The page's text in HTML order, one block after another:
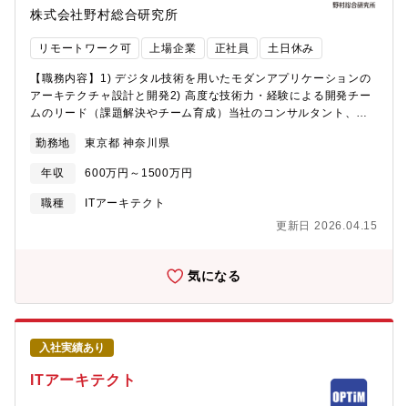
情報（契約・支払）に、保険以外の企業や人がもつリスクに関わ
る情報を掛け合わせ、データ分析を通して新たな価値を見出す業
務に参画いただきます。また、技術、価値、ビジネス効果を見極
める活動（PoC・PoV・PoB）を、保険会社や専門企業を協働で
取り組みます。その確認をもって、本格的なソリューションへの
計画策定、システム設計・構築を担当いただきます。【具体的な
職務内容】テクノロジー、データ分析を通して、業務変革プロジ
度・優先度設定からチームで活動を行っていきます。■保険業界向
（スクラムマスタ） ・基盤アーキテクチャ■保険業界内外のデー
タを分析し、業務適用を検討 ・データサイエンティスト【携わ
ます。対外発表できる事例は限られますが、一部を以下にご紹介
https://www.nri.com/-/media/Corporate/jp/Files/PDF/news/
活用（コールセンタの業務高度化）
https://www.nri.com/jp/news/newsrelease/lst/2019/cc/0221_1【仕
事の魅力・やりがい・キャリアパス】NRIは、基幹業務の変革に貢
献することをゴールにしています。そのため、仮説検証、データ
分析を行うにあたっては、保険会社の基幹業務データの特性を踏
まえ、顧客の事務やビジネスの視点を持ちながら実施していくこ
株式会社野村総合研究所
リモートワーク可 上場企業 正社員 土日休み
【職務内容】1) デジタル技術を用いたモダンアプリケーションの
アーキテクチャ設計と開発2) 高度な技術力・経験による開発チー
ムのリード（課題解決やチーム育成）当社のコンサルタント、サ
とらわれずエンジニアリング力を軸に価値を提供していただく仕
事です。また、社内向けには専門家、有識者として、新たな技術
獲得やナレッジ等の展開活動に従事していただきます。参考
URL： https://bit-labs.nri.co.jp/【魅力】■日系最大手シンクタン
提案が可能です（時価総額上位50社の90％がクライアントになり
開発、アウトソーシングまで、超上流から一気通貫でのサービス
提供が可能です。■業界内でも年収水準が高い企業であり、2022
年全社平均年収は1200万を超えます。年収アップが期待できる企
業です。■競合他社の営業利益率8％前後に対し、NRIは
17,4％（2022年）と高い営業利益率を誇ります。■共同利用型サ
ービスやアウトソーシング、システムのエンハンスメントなど、
景気の影響を受けない安定した事業ドメインを保有しており、業
績も安定しています。■証券会社向けのデファクトスタンダードと
勤務地 東京都 神奈川県
年収 600万円～1500万円
職種
ITアーキテクト
更新日 2026.04.15
気になる
入社実績あり
ITアーキテクト